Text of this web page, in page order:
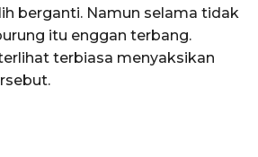
berganti. Namun selama tidak
itu enggan terbang.
terbiasa menyaksikan